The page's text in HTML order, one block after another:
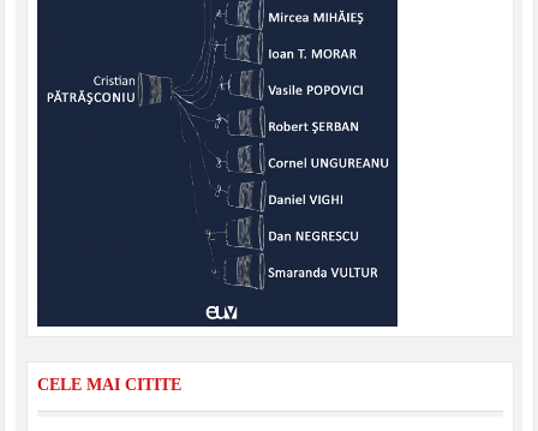
CELE MAI CITITE